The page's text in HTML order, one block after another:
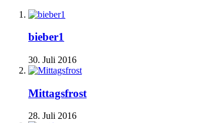
bieber1
30. Juli 2016
Mittagsfrost
28. Juli 2016